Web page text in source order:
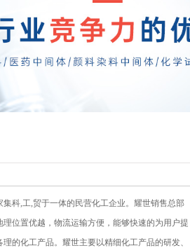
科,工,贸于一体的民营化工企业。耀世销售总部
位置优越，物流运输方便，能够快速的为用户提
的化工产品。耀世主要以精细化工产品的研发、